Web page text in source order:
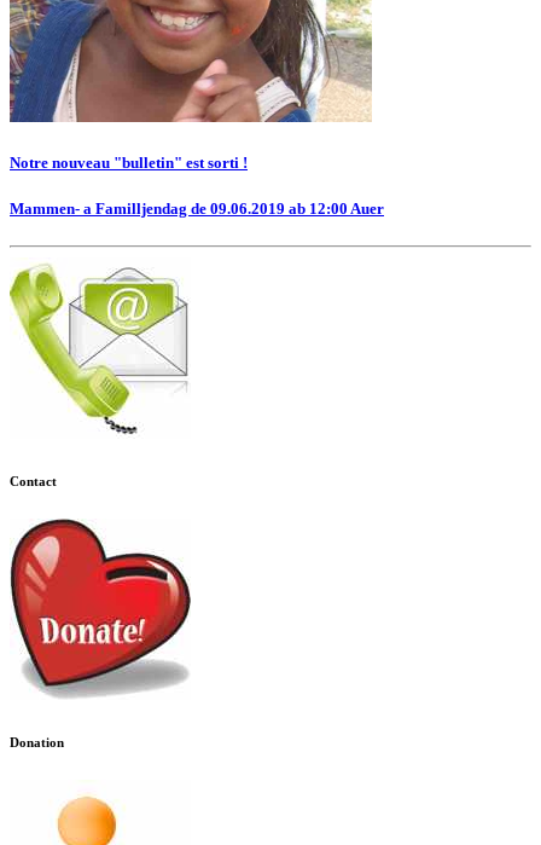
Notre nouveau "bulletin" est sorti !
Mammen- a Familljendag de 09.06.2019 ab 12:00 Auer
Contact
Donation